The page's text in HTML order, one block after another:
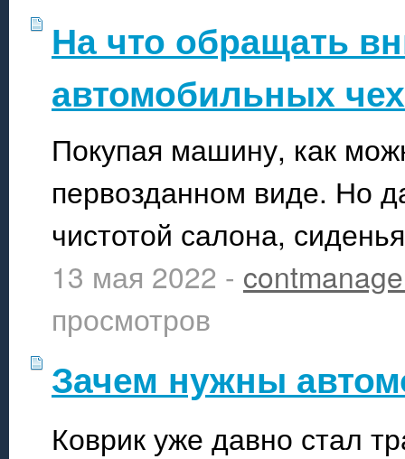
На что обращать
автомобильных
Покупая машину, как
первозданном виде. Но
чистотой салона,
13 мая 2022 -
просмотров
Зачем нужны
Коврик уже давно стал